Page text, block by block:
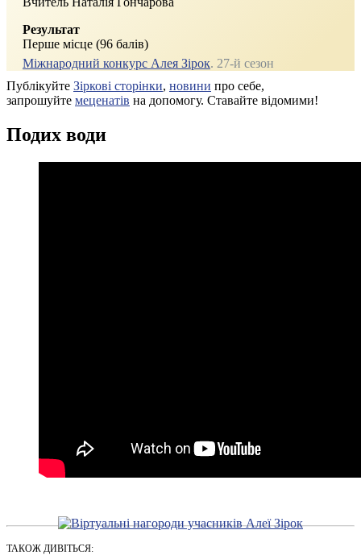
Результат
Перше місце (96 балів)
Міжнародний конкурс Алея Зірок. 27‑й сезон
Публікуйте Зіркові сторінки, новини про себе,
запрошуйте меценатів на допомогу. Ставайте відомими!
Подих води
ТАКОЖ ДИВІТЬСЯ: